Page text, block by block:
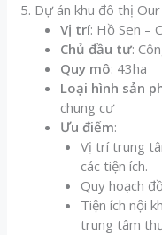
5. Dự án khu đô thị
Vị trí: Hồ Sen –
Chủ đầu tư:
Quy mô: 43ha
Loại hình sản
chung cư
Ưu điểm:
Vị trí trung
các tiện ích.
Quy hoạch
Tiện ích nội
trung tâm